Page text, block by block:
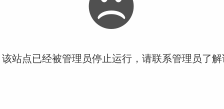
站点已经被管理员停止运行，请联系管理员了